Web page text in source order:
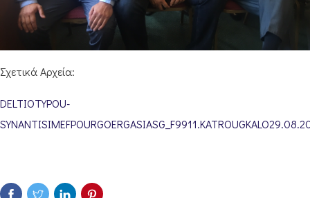
Σχετικά Αρχεία:
DELTIOTYPOU-